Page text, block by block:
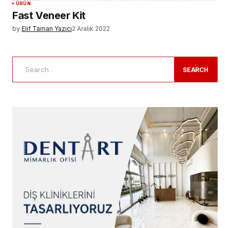
ÜRÜN
Fast Veneer Kit
by Elif Taman Yazıcı2 Aralık 2022
SEARCH